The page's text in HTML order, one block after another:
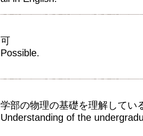
可
Possible.
学部の物理の基礎を理解してい
Understanding of the